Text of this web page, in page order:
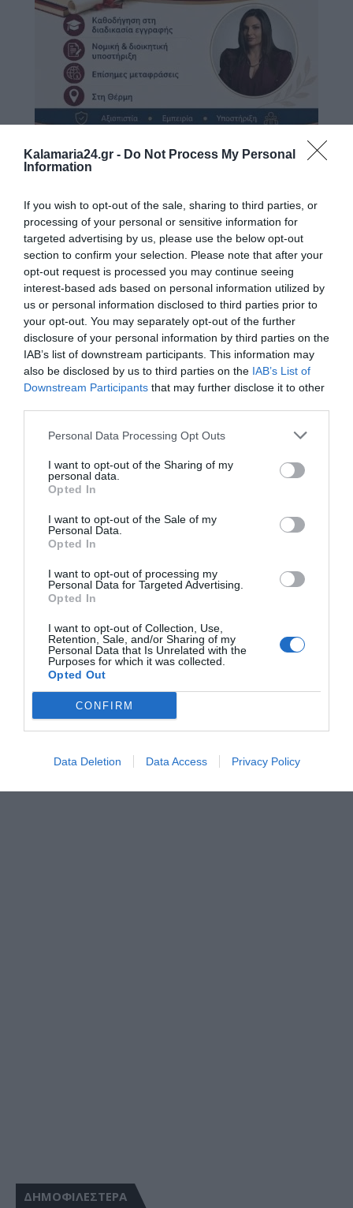
Kalamaria24.gr - Do Not Process My Personal
Information
If you wish to opt-out of the sale, sharing to third parties, or
processing of your personal or sensitive information for
targeted advertising by us, please use the below opt-out
section to confirm your selection. Please note that after your
opt-out request is processed you may continue seeing
interest-based ads based on personal information utilized by
us or personal information disclosed to third parties prior to
your opt-out. You may separately opt-out of the further
disclosure of your personal information by third parties on the
IAB’s list of downstream participants. This information may
also be disclosed by us to third parties on the IAB’s List of
Downstream Participants that may further disclose it to other
Personal Data Processing Opt Outs
I want to opt-out of the Sharing of my
personal data.
Opted In
I want to opt-out of the Sale of my
Personal Data.
Opted In
I want to opt-out of processing my
Personal Data for Targeted Advertising.
Opted In
I want to opt-out of Collection, Use,
Retention, Sale, and/or Sharing of my
Personal Data that Is Unrelated with the
Purposes for which it was collected.
Opted Out
CONFIRM
Data Deletion Data Access Privacy Policy
Ο ΚΑΙΡΟΣ
Θεσσαλονίκη
Πέμπτη, 06
Παρασκευή
+37°+25°
Κυριακή
+38°+27°
Δευτέρα
+34°+26°
Τετάρτη
+ 36°+24°
ΔΗΜΟΦΙΛΕΣΤΕΡΑ